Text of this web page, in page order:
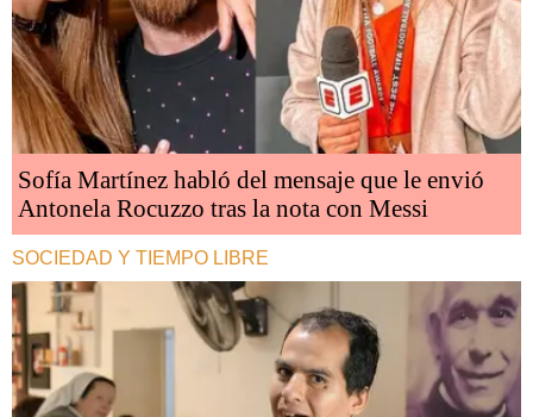
Sofía Martínez habló del mensaje que le envió
Antonela Rocuzzo tras la nota con Messi
SOCIEDAD Y TIEMPO LIBRE